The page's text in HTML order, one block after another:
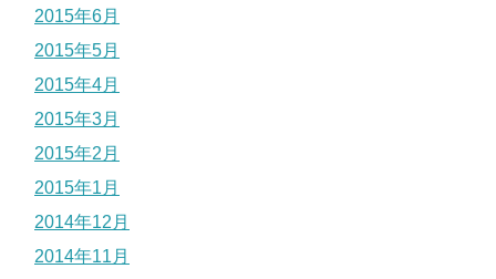
2015年6月
2015年5月
2015年4月
2015年3月
2015年2月
2015年1月
2014年12月
2014年11月